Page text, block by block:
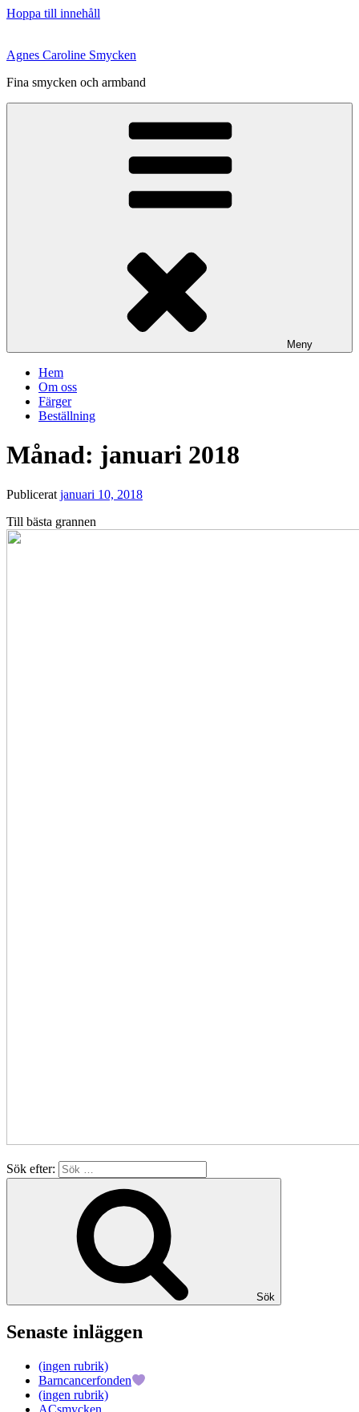
Hoppa till innehåll
Agnes Caroline Smycken
Fina smycken och armband
Meny
Hem
Om oss
Färger
Beställning
Månad: januari 2018
Publicerat januari 10, 2018
Till bästa grannen
Sök efter:
Sök
Senaste inläggen
(ingen rubrik)
Barncancerfonden
(ingen rubrik)
ACsmycken